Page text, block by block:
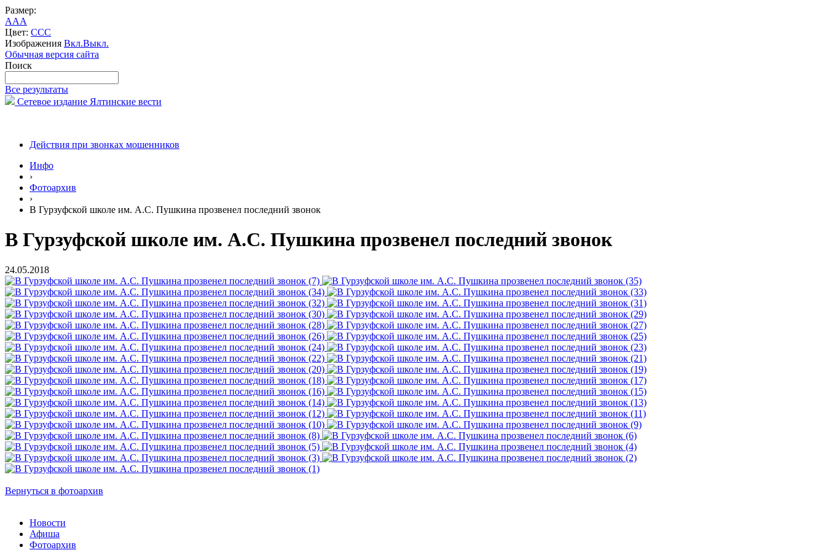
Размер:
AAA
Цвет: CCC
Изображения Вкл.Выкл.
Обычная версия сайта
Поиск
Все результаты
Сетевое издание Ялтинские вести
Действия при звонках мошенников
Инфо
›
Фотоархив
›
В Гурзуфской школе им. А.С. Пушкина прозвенел последний звонок
В Гурзуфской школе им. А.С. Пушкина прозвенел последний звонок
24.05.2018
Вернуться в фотоархив
Новости
Афиша
Фотоархив